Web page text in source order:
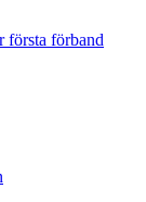
första förband